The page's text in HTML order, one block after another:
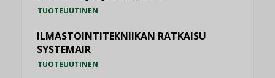
TUOTEUUTINEN
ILMASTOINTITEKNIIKAN RATKAISU
SYSTEMAIR
TUOTEUUTINEN